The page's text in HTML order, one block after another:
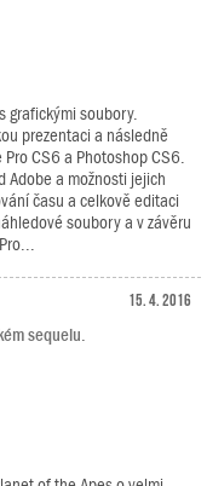
grafickými soubory.
prezentaci a následně
CS6 a Photoshop CS6.
Adobe a možnosti jejich
času a celkově editaci
soubory a v závěru
15. 4. 2016
sequelu.